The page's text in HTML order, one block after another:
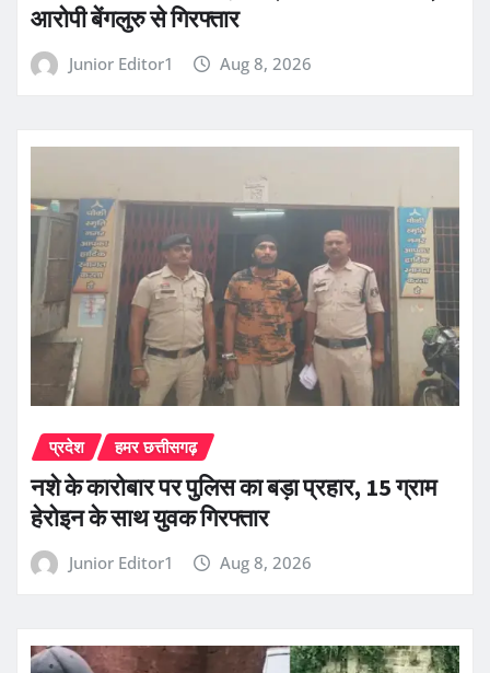
आरोपी बेंगलुरु से गिरफ्तार
Junior Editor1 Aug 8, 2026
प्रदेश हमर छत्तीसगढ़
नशे के कारोबार पर पुलिस का बड़ा प्रहार, 15 ग्राम
हेरोइन के साथ युवक गिरफ्तार
Junior Editor1 Aug 8, 2026